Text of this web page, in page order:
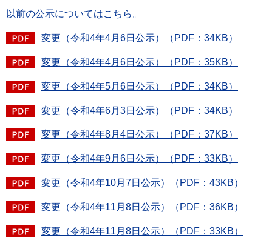
以前の公示についてはこちら。
変更（令和4年4月6日公示）（PDF：34KB）
変更（令和4年4月6日公示）（PDF：35KB）
変更（令和4年5月6日公示）（PDF：34KB）
変更（令和4年6月3日公示）（PDF：34KB）
変更（令和4年8月4日公示）（PDF：37KB）
変更（令和4年9月6日公示）（PDF：33KB）
変更（令和4年10月7日公示）（PDF：43KB）
変更（令和4年11月8日公示）（PDF：36KB）
変更（令和4年11月8日公示）（PDF：33KB）